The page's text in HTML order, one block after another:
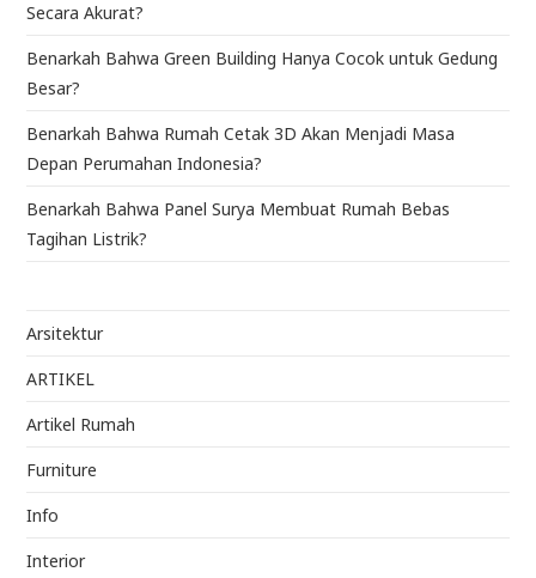
Secara Akurat?
Benarkah Bahwa Green Building Hanya Cocok untuk Gedung
Besar?
Benarkah Bahwa Rumah Cetak 3D Akan Menjadi Masa
Depan Perumahan Indonesia?
Benarkah Bahwa Panel Surya Membuat Rumah Bebas
Tagihan Listrik?
Arsitektur
ARTIKEL
Artikel Rumah
Furniture
Info
Interior